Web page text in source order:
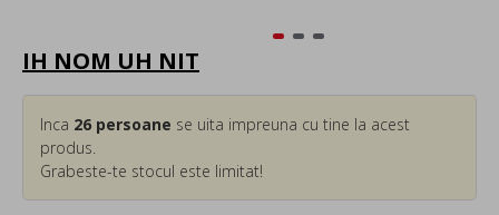
IH NOM UH NIT
Inca 26 persoane se uita impreuna cu tine la acest
produs.
Grabeste-te stocul este limitat!